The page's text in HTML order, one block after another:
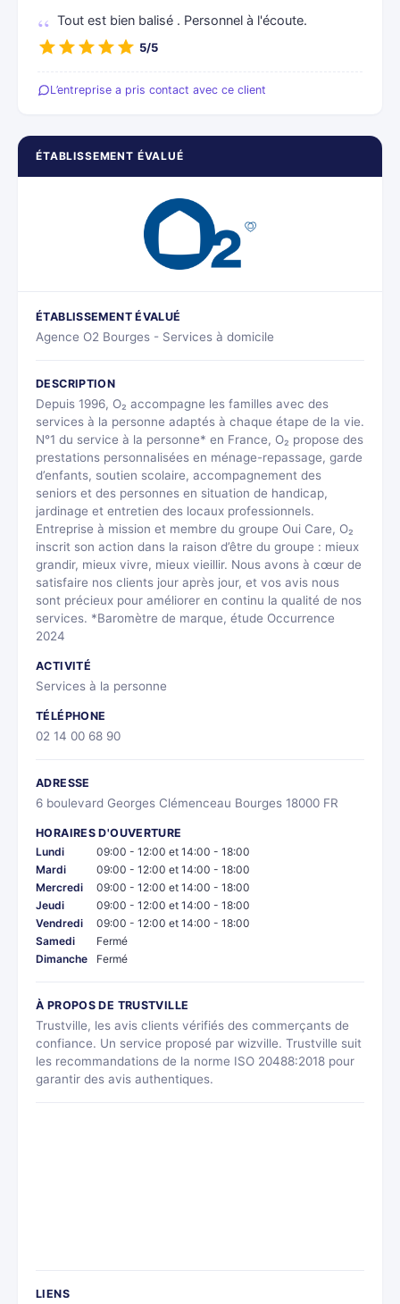
ÉTABLISSEMENT ÉVALUÉ
ÉTABLISSEMENT ÉVALUÉ
Agence O2 Bourges - Services à domicile
DESCRIPTION
Depuis 1996, O₂ accompagne les familles avec des
services à la personne adaptés à chaque étape de la vie.
N°1 du service à la personne* en France, O₂ propose des
prestations personnalisées en ménage-repassage, garde
d’enfants, soutien scolaire, accompagnement des
seniors et des personnes en situation de handicap,
jardinage et entretien des locaux professionnels.
Entreprise à mission et membre du groupe Oui Care, O₂
inscrit son action dans la raison d’être du groupe : mieux
grandir, mieux vivre, mieux vieillir. Nous avons à cœur de
satisfaire nos clients jour après jour, et vos avis nous
sont précieux pour améliorer en continu la qualité de nos
services. *Baromètre de marque, étude Occurrence
2024
ACTIVITÉ
Services à la personne
TÉLÉPHONE
02 14 00 68 90
ADRESSE
6 boulevard Georges Clémenceau Bourges 18000 FR
HORAIRES D'OUVERTURE
Lundi
09:00 - 12:00 et 14:00 - 18:00
Mardi
09:00 - 12:00 et 14:00 - 18:00
Mercredi
09:00 - 12:00 et 14:00 - 18:00
Jeudi
09:00 - 12:00 et 14:00 - 18:00
Vendredi
09:00 - 12:00 et 14:00 - 18:00
Samedi
Fermé
Dimanche
Fermé
À PROPOS DE TRUSTVILLE
Trustville, les avis clients vérifiés des commerçants de
confiance. Un service proposé par wizville. Trustville suit
les recommandations de la norme ISO 20488:2018 pour
garantir des avis authentiques.
LIENS
Tout est bien balisé . Personnel à l'écoute.
5/5
L’entreprise a pris contact avec ce client